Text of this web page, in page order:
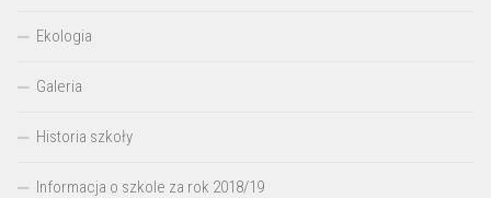
Ekologia
Galeria
Historia szkoły
Informacja o szkole za rok 2018/19